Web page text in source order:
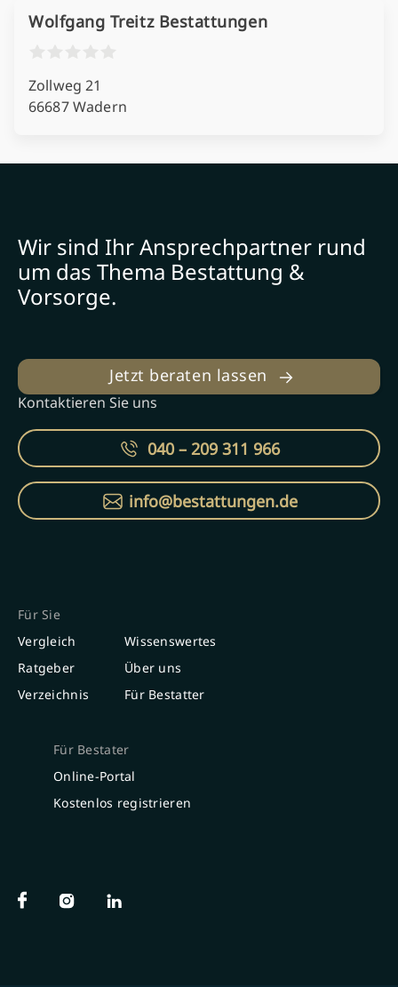
Wolfgang Treitz Bestattungen
Zollweg 21
66687 Wadern
Wir sind Ihr Ansprechpartner rund
um das Thema Bestattung &
Vorsorge.
Jetzt beraten lassen
Kontaktieren Sie uns
040 – 209 311 966
info@bestattungen.de
Für Sie
Vergleich
Ratgeber
Verzeichnis
Wissenswertes
Über uns
Für Bestatter
Für Bestater
Online-Portal
Kostenlos registrieren